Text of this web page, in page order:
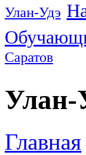
Улан-Удэ
Саратов
Улан-
Главная